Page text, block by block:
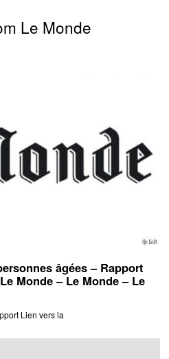
Le Monde
âgées – Rapport
Monde – Le Monde – Le
Lien vers la